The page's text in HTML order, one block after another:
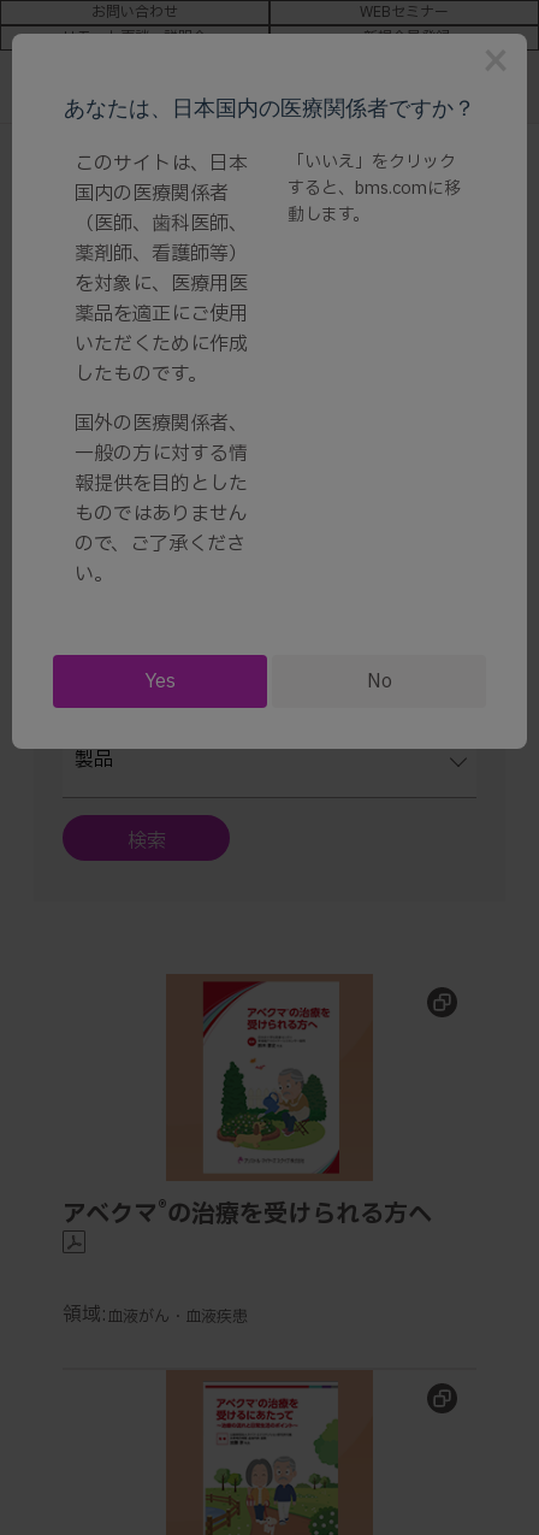
お問い合わせ
WEBセミナー
リモート面談・説明会
新規会員登録
/ 患者向け資材 -製品関連情報-
患者向け資材 -製品関連情報-
製品関連情報はこちら
製品
検索
の治療を受けられる方へ
アベクマ®の治療を受けられる方へ
領域:血液がん・血液疾患
アベクマ®の治療を受けるにあたって～治療の流れと
あなたは、日本国内の医療関係者ですか？
このサイトは、日本
国内の医療関係者
（医師、歯科医師、
薬剤師、看護師等）
を対象に、医療用医
薬品を適正にご使用
いただくために作成
したものです。
国外の医療関係者、
一般の方に対する情
報提供を目的とした
ものではありません
ので、ご了承くださ
い。
「いいえ」をクリック
すると、 bms.comに移
動します。
Yes No